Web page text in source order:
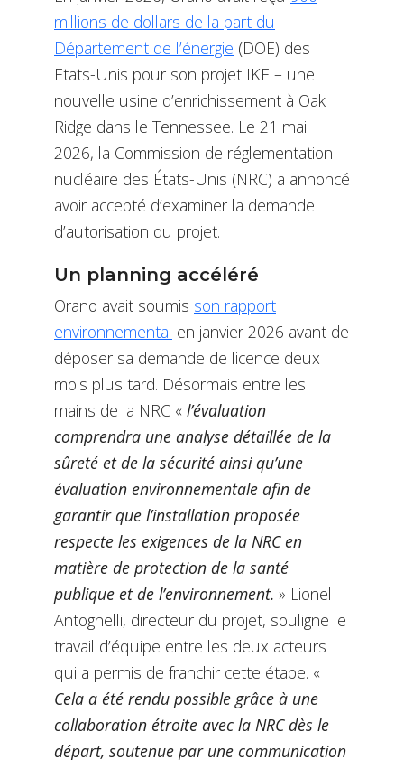
millions de dollars de la part du
Département de l’énergie (DOE) des
Etats-Unis pour son projet IKE – une
nouvelle usine d’enrichissement à Oak
Ridge dans le Tennessee. Le 21 mai
2026, la Commission de réglementation
nucléaire des États-Unis (NRC) a annoncé
avoir accepté d’examiner la demande
d’autorisation du projet.
Un planning accéléré
Orano avait soumis son rapport
environnemental en janvier 2026 avant de
déposer sa demande de licence deux
mois plus tard. Désormais entre les
mains de la NRC « l’évaluation
comprendra une analyse détaillée de la
sûreté et de la sécurité ainsi qu’une
évaluation environnementale afin de
garantir que l’installation proposée
respecte les exigences de la NRC en
matière de protection de la santé
publique et de l’environnement. » Lionel
Antognelli, directeur du projet, souligne le
travail d’équipe entre les deux acteurs
qui a permis de franchir cette étape. «
Cela a été rendu possible grâce à une
collaboration étroite avec la NRC dès le
départ, soutenue par une communication